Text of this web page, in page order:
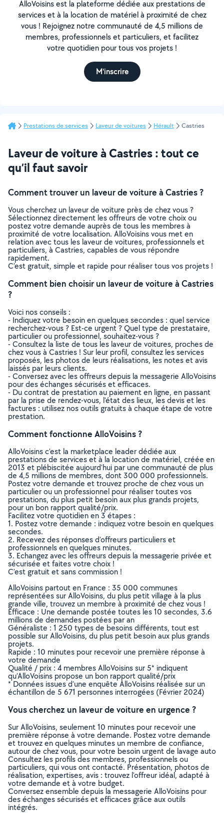
AlloVoisins est la plateforme dédiée aux prestations de
services et à la location de matériel à proximité de chez
vous ! Rejoignez notre communauté de 4,5 millions de
membres, professionnels et particuliers, et facilitez
votre quotidien pour tous vos projets !
M'inscrire
Prestations de services Laveur de voitures Hérault Castries
Laveur de voiture à Castries : tout ce
qu’il faut savoir
Comment trouver un laveur de voiture à Castries ?
Vous cherchez un laveur de voiture près de chez vous ?
Sélectionnez directement les offreurs de votre choix ou
postez votre demande auprès de tous les membres à
proximité de votre localisation. AlloVoisins vous met en
relation avec tous les laveur de voitures, professionnels et
particuliers, à Castries, capables de vous répondre
rapidement.
C’est gratuit, simple et rapide pour réaliser tous vos projets !
Comment bien choisir un laveur de voiture à Castries
?
Voici nos conseils :
- Indiquez votre besoin en quelques secondes : quel service
recherchez-vous ? Est-ce urgent ? Quel type de prestataire,
particulier ou professionnel, souhaitez-vous ?
- Consultez la liste de tous les laveur de voitures, proches de
chez vous à Castries ! Sur leur profil, consultez les services
proposés, les photos de leurs réalisations, les notes et avis
laissés par leurs clients.
- Conversez avec les offreurs depuis la messagerie AlloVoisins
pour des échanges sécurisés et efficaces.
- Du contrat de prestation au paiement en ligne, en passant
par la prise de rendez-vous, l’état des lieux, les devis et les
factures : utilisez nos outils gratuits à chaque étape de votre
prestation.
Comment fonctionne AlloVoisins ?
AlloVoisins c’est la marketplace leader dédiée aux
prestations de services et à la location de matériel, créée en
2013 et plébiscitée aujourd’hui par une communauté de plus
de 4,5 millions de membres, dont 300 000 professionnels.
Postez votre demande et trouvez proche de chez vous un
particulier ou un professionnel pour réaliser toutes vos
prestations, du plus petit besoin aux plus grands projets,
pour un bon rapport qualité/prix.
Facilitez votre quotidien en 3 étapes :
1. Postez votre demande : indiquez votre besoin en quelques
secondes.
2. Recevez des réponses d’offreurs particuliers et
professionnels en quelques minutes.
3. Echangez avec les offreurs depuis la messagerie privée et
sécurisée et faites votre choix !
C’est gratuit et sans commission !
AlloVoisins partout en France : 35 000 communes
représentées sur AlloVoisins, du plus petit village à la plus
grande ville, trouvez un membre à proximité de chez vous !
Efficace : Une demande postée toutes les 10 secondes, 3.6
millions de demandes postées par an
Généraliste : 1 250 types de besoins différents, tout est
possible sur AlloVoisins, du plus petit besoin aux plus grands
projets.
Rapide : 10 minutes pour recevoir une première réponse à
votre demande
Qualité / prix : 4 membres AlloVoisins sur 5* indiquent
qu’AlloVoisins propose un bon rapport qualité/prix
* Données issues d’une enquête AlloVoisins réalisée sur un
échantillon de 5 671 personnes interrogées (Février 2024)
Vous cherchez un laveur de voiture en urgence ?
Sur AlloVoisins, seulement 10 minutes pour recevoir une
première réponse à votre demande. Postez votre demande
et trouvez en quelques minutes un membre de confiance,
autour de chez vous, pour votre besoin urgent de lavage auto
Consultez les profils des membres, professionnels ou
particuliers, qui vous ont contacté. Présentation, photos de
réalisation, expertises, avis : trouvez l'offreur idéal, adapté à
votre demande et à votre budget.
Conversez ensemble depuis la messagerie AlloVoisins pour
des échanges sécurisés et efficaces grâce aux outils
intégrés.